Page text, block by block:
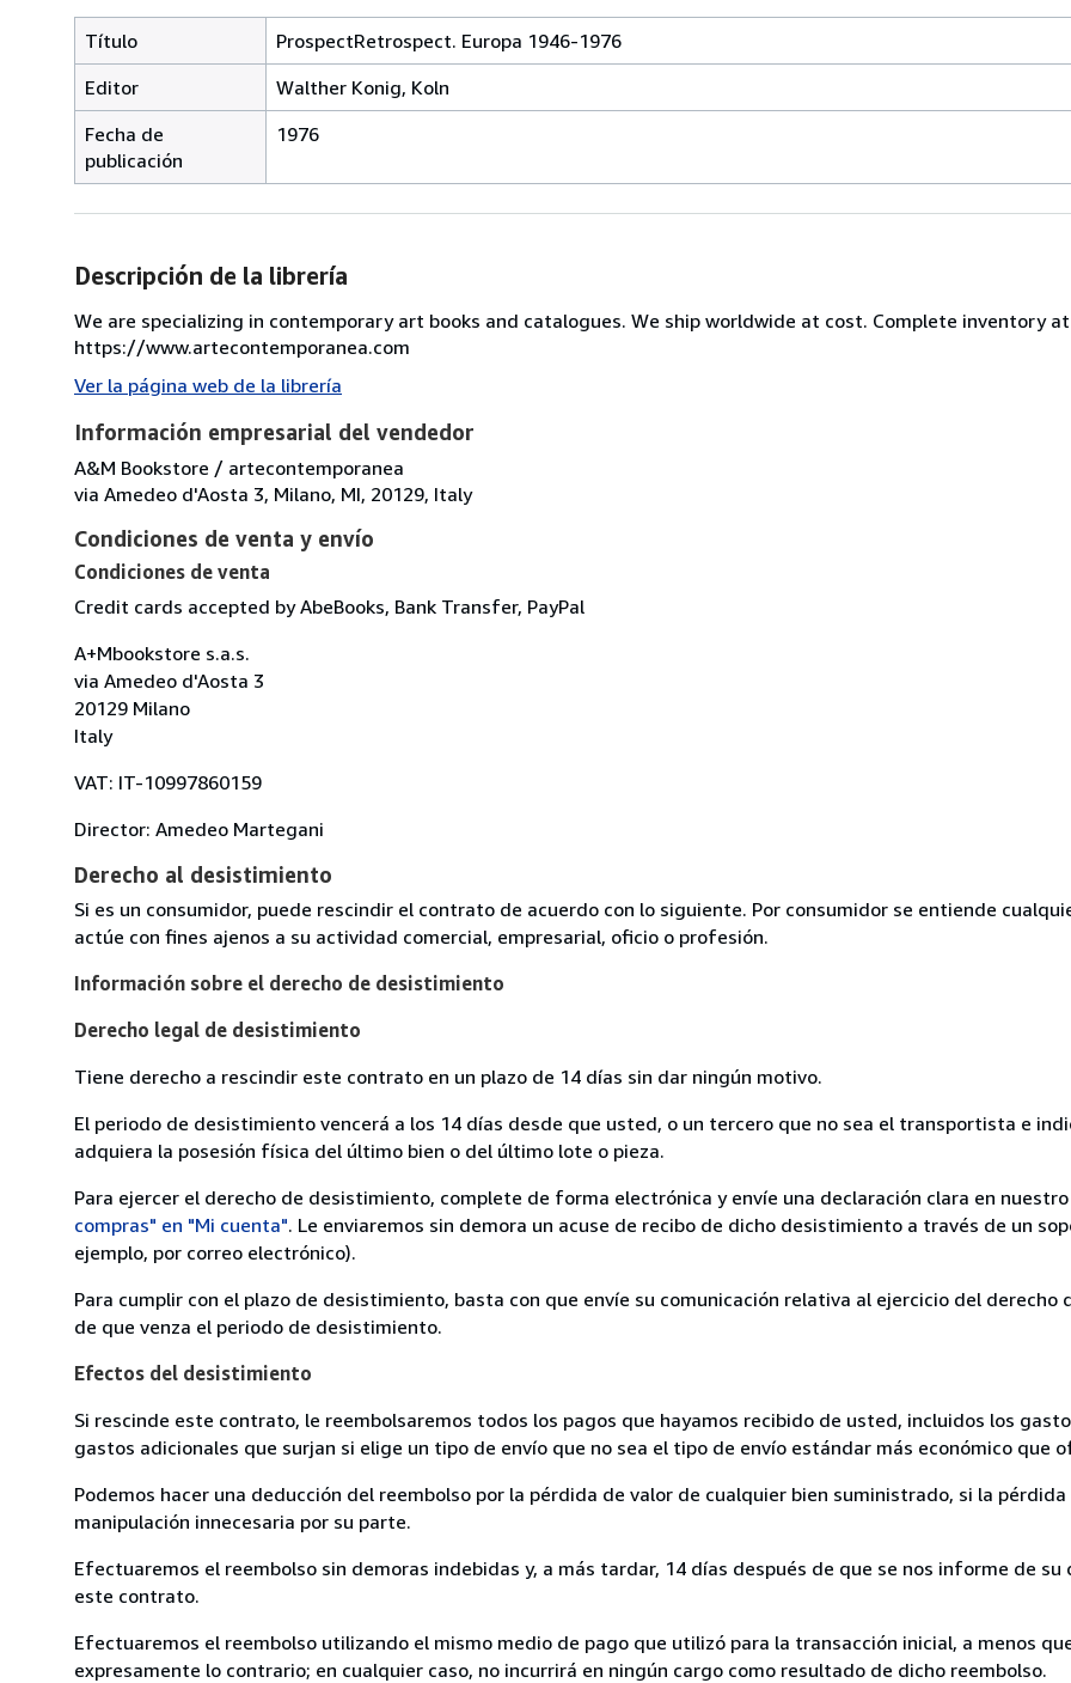
Título
ProspectRetrospect. Europa 1946-1976
Editor
Walther Konig, Koln
Fecha de
publicación
1976
Descripción de la librería
We are specializing in contemporary art books and catalogues. We ship worldwide at cost. Complete inventory
https://www.artecontemporanea.com
Ver la página web de la librería
Información empresarial del vendedor
A&M Bookstore / artecontemporanea
via Amedeo d'Aosta 3, Milano, MI, 20129, Italy
Condiciones de venta y envío
Condiciones de venta
Credit cards accepted by AbeBooks, Bank Transfer, PayPal
A+Mbookstore s.a.s.
via Amedeo d'Aosta 3
20129 Milano
Italy
VAT: IT-10997860159
Director: Amedeo Martegani
Derecho al desistimiento
Si es un consumidor, puede rescindir el contrato de acuerdo con lo siguiente. Por consumidor se entiende
actúe con fines ajenos a su actividad comercial, empresarial, oficio o profesión.
Información sobre el derecho de desistimiento
Derecho legal de desistimiento
Tiene derecho a rescindir este contrato en un plazo de 14 días sin dar ningún motivo.
El periodo de desistimiento vencerá a los 14 días desde que usted, o un tercero que no sea el transportista e
adquiera la posesión física del último bien o del último lote o pieza.
Para ejercer el derecho de desistimiento, complete de forma electrónica y envíe una declaración clara en
compras" en "Mi cuenta". Le enviaremos sin demora un acuse de recibo de dicho desistimiento a través de un
ejemplo, por correo electrónico).
Para cumplir con el plazo de desistimiento, basta con que envíe su comunicación relativa al ejercicio del
de que venza el periodo de desistimiento.
Efectos del desistimiento
Si rescinde este contrato, le reembolsaremos todos los pagos que hayamos recibido de usted, incluidos los
gastos adicionales que surjan si elige un tipo de envío que no sea el tipo de envío estándar más económico que
Podemos hacer una deducción del reembolso por la pérdida de valor de cualquier bien suministrado, si la
manipulación innecesaria por su parte.
Efectuaremos el reembolso sin demoras indebidas y, a más tardar, 14 días después de que se nos informe de
este contrato.
Efectuaremos el reembolso utilizando el mismo medio de pago que utilizó para la transacción inicial, a menos
expresamente lo contrario; en cualquier caso, no incurrirá en ningún cargo como resultado de dicho reembolso.